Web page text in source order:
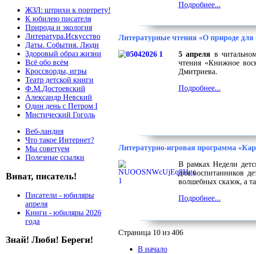
ЖЗЛ: штрихи к портрету!
К юбилею писателя
Природа и экология
Литература.Искусство
Даты. События. Люди
Здоровый образ жизни
Всё обо всём
Кроссворды, игры
Театр детской книги
Ф.М.Достоевский
Александр Невский
Один день с Петром I
Мистический Гоголь
Веб-ландия
Что такое Интернет?
Мы советуем
Полезные ссылки
Виват, писатель!
Писатели - юбиляры
апреля
Книги - юбиляры 2026
года
Знай! Люби! Береги!
Подробнее...
Литературные чтения «О природе
5 апреля в
чтения «Книжное
Дмитриева.
Подробнее...
Литературно-игровая программа
В рамках Недели
для воспитанников
волшебных сказок, а
Подробнее...
Страница 10 из 406
В начало